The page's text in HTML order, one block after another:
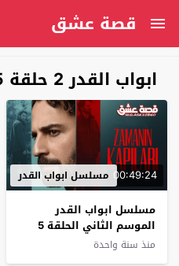
قصة عشق
ابواب القدر 2 حلقة 5
00:49:24 مسلسل ابواب القدر
مسلسل ابواب القدر
الموسم الثاني الحلقة 5
مترجم
منذ سنة واحدة